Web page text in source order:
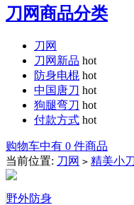
刀网商品分类
刀网
刀网新品 hot
防身电棍 hot
中国唐刀 hot
狗腿弯刀 hot
付款方式 hot
购物车中有 0 件商品
当前位置: 刀网 > 精美小刀
野外防身